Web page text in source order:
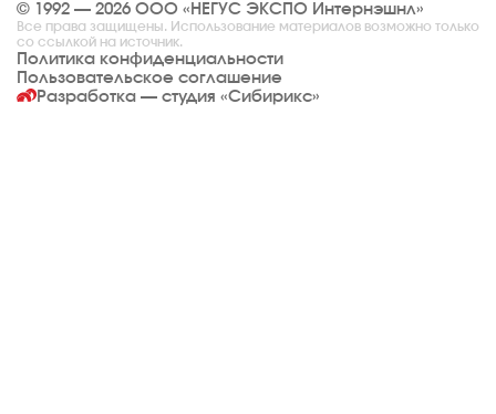
© 1992 — 2026 ООО «НЕГУС ЭКСПО Интернэшнл»
Все права защищены. Использование материалов возможно только
со ссылкой на источник.
Политика конфиденциальности
Пользовательское соглашение
Разработка — студия «Сибирикс»